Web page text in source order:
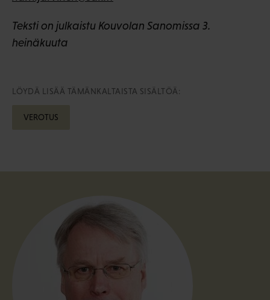
Teksti on julkaistu Kouvolan Sanomissa 3.
heinäkuuta
LÖYDÄ LISÄÄ TÄMÄNKALTAISTA SISÄLTÖÄ:
VEROTUS